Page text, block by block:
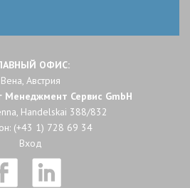
ОФИС:
Вена, Австрия
Менеджмент Сервис GmbH
Handelskai 388/832
(+43 1) 728 69 34
Вход